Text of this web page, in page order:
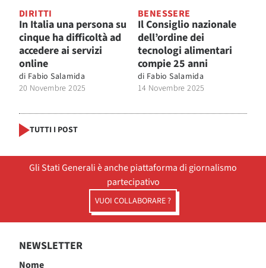
DIRITTI
In Italia una persona su
cinque ha difficoltà ad
accedere ai servizi
online
di Fabio Salamida
20 Novembre 2025
BENESSERE
Il Consiglio nazionale
dell’ordine dei
tecnologi alimentari
compie 25 anni
di Fabio Salamida
14 Novembre 2025
TUTTI I POST
Gli Stati Generali è anche piattaforma di giornalismo
partecipativo
VUOI COLLABORARE ?
NEWSLETTER
Nome